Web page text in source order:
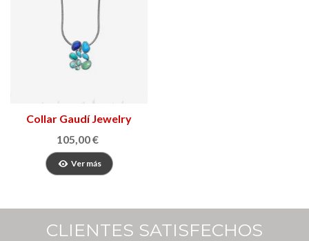
Collar Gaudí Jewelry
Fruits
105,00 €
Ver más
CLIENTES SATISFECHOS